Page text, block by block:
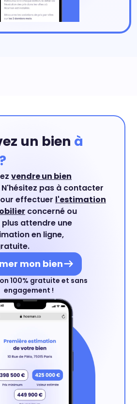
un bien à
vendre un bien
N'hésitez pas à contacter
effectuer l'estimation
concerné ou
plus attendre une
en ligne,
mon bien
100% gratuite et sans
engagement !